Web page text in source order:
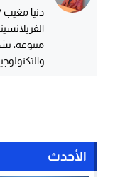
دنيا
متنوعة،
الأحدث